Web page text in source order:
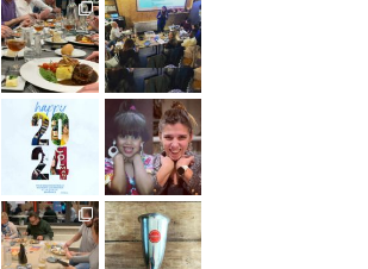
, du beau Et tou
Nous avons clôturé le modu
] Pendant